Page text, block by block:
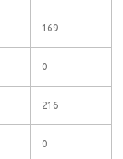
169
0
216
0